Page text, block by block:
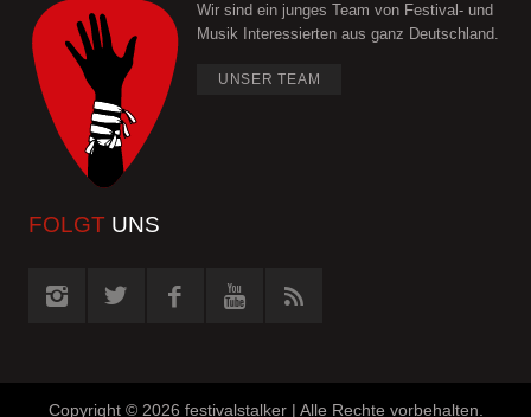
Wir sind ein junges Team von Festival- und
Musik Interessierten aus ganz Deutschland.
UNSER TEAM
FOLGT UNS
Copyright © 2026 festivalstalker | Alle Rechte vorbehalten.